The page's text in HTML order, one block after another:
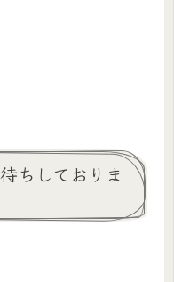
ちしておりま